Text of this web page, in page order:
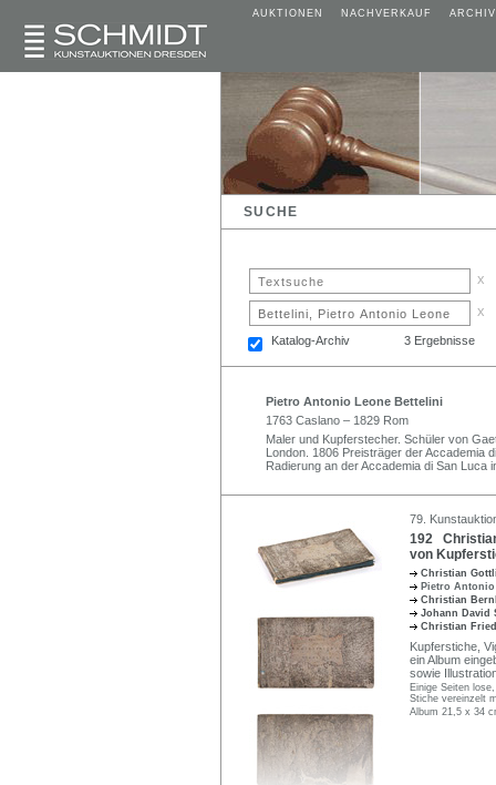
AUKTIONEN NACHVERKAUF ARCHIV
SUCHE
x
x
Katalog-Archiv 3 Ergebnisse
Pietro Antonio Leone Bettelini
1763 Caslano – 1829 Rom
Maler und Kupferstecher. Schüler von
London. 1806 Preisträger der Accademia
Radierung an der Accademia di San Luca
79.
192
von
Christian
Pietro
Christian
Johann David
Christian
Kupferstiche,
ein Album
sowie
Einige Seiten
Stiche vereinzelt
Album 21,5 x 34